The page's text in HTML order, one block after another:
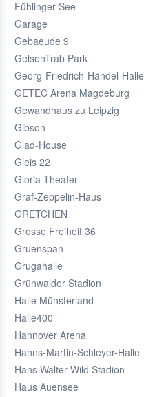
Fühlinger See
Garage
Gebaeude 9
GelsenTrab Park
Georg-Friedrich-Händel-Halle
GETEC Arena Magdeburg
Gewandhaus zu Leipzig
Gibson
Glad-House
Gleis 22
Gloria-Theater
Graf-Zeppelin-Haus
GRETCHEN
Grosse Freiheit 36
Gruenspan
Grugahalle
Grünwalder Stadion
Halle Münsterland
Halle400
Hannover Arena
Hanns-Martin-Schleyer-Halle
Hans Walter Wild Stadion
Haus Auensee